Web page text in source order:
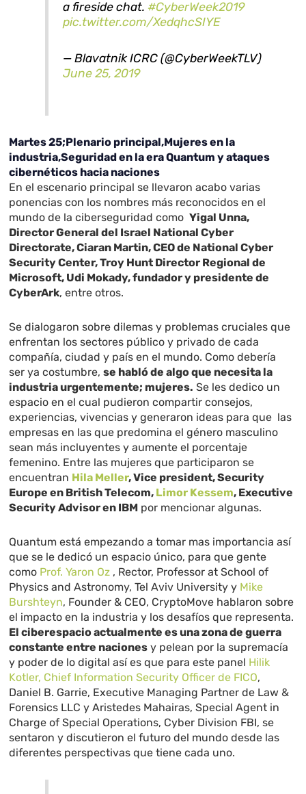
a fireside chat.#CyberWeek2019
pic.twitter.com/XedqhcSIYE
— Blavatnik ICRC (@CyberWeekTLV)
June 25, 2019
Martes 25;Plenario principal,Mujeres en la
industria,Seguridad en la era Quantum y ataques
cibernéticos hacia naciones
En el escenario principal se llevaron acabo varias
ponencias con los nombres más reconocidos en el
mundo de la ciberseguridad comoYigal Unna,
Director General del Israel National Cyber
Directorate, Ciaran Martin, CEO de National Cyber
Security Center, Troy Hunt Director Regional de
Microsoft, Udi Mokady, fundador y presidente de
CyberArk, entre otros.
Se dialogaron sobredilemas y problemas cruciales que
enfrentan los sectores público y privado de cada
compañía, ciudad y país en el mundo. Como debería
ser ya costumbre,se habló de algo que necesita la
industria urgentemente; mujeres. Se les dedico un
espacio en el cual pudieron compartir consejos,
experiencias, vivencias y generaron ideas para que las
empresas en las que predomina el género masculino
sean más incluyentes y aumente el porcentaje
femenino. Entre las mujeres que participaron se
encuentran Hila Meller, Vice president, Security
Europe en British Telecom, Limor Kessem, Executive
Security Advisor en IBM por mencionar algunas.
Quantum está empezando a tomar mas importancia así
que se le dedicó un espacio único, para que gente
como Prof. Yaron Oz , Rector, Professor at School of
Physics and Astronomy, Tel Aviv University y Mike
Burshteyn, Founder & CEO, CryptoMove hablaron sobre
el impacto en la industria y los desafíos que representa.
El ciberespacio actualmente es una zona de guerra
constante entre naciones y pelean por la supremacía
y poder de lo digital así es que para este panel Hilik
Kotler, Chief Information Security Officer de FICO,
Daniel B. Garrie, Executive Managing Partner de Law &
Forensics LLC y Aristedes Mahairas, Special Agent in
Charge of Special Operations, Cyber Division FBI, se
sentaron y discutieron el futuro del mundo desde las
diferentes perspectivas que tiene cada uno.